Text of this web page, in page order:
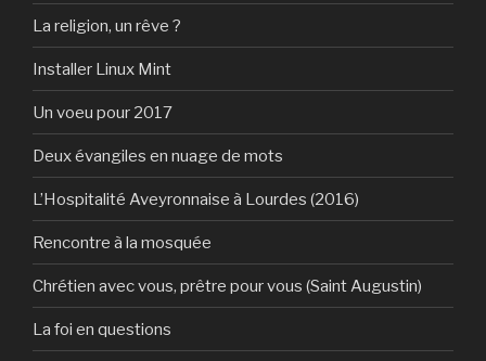
La religion, un rêve ?
Installer Linux Mint
Un voeu pour 2017
Deux évangiles en nuage de mots
L’Hospitalité Aveyronnaise à Lourdes (2016)
Rencontre à la mosquée
Chrétien avec vous, prêtre pour vous (Saint Augustin)
La foi en questions